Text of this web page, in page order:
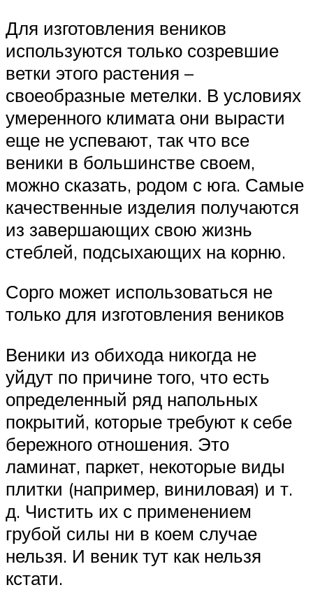
Для изготовления веников
используются только созревшие
ветки этого растения –
своеобразные метелки. В условиях
умеренного климата они вырасти
еще не успевают, так что все
веники в большинстве своем,
можно сказать, родом с юга. Самые
качественные изделия получаются
из завершающих свою жизнь
стеблей, подсыхающих на корню.
Сорго может использоваться не
только для изготовления веников
Веники из обихода никогда не
уйдут по причине того, что есть
определенный ряд напольных
покрытий, которые требуют к себе
бережного отношения. Это
ламинат, паркет, некоторые виды
плитки (например, виниловая) и т.
д. Чистить их с применением
грубой силы ни в коем случае
нельзя. И веник тут как нельзя
кстати.